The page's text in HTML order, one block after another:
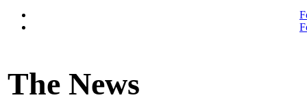
The News